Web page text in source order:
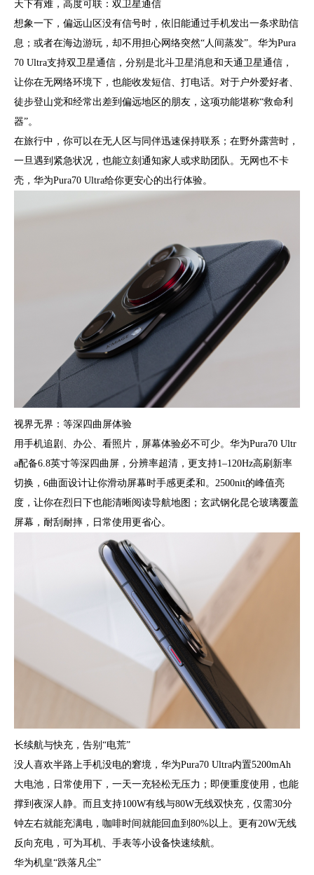
天下有难，高度可联：双卫星通信
想象一下，偏远山区没有信号时，依旧能通过手机发出一条求助信
息；或者在海边游玩，却不用担心网络突然“人间蒸发”。华为Pura
70 Ultra支持双卫星通信，分别是北斗卫星消息和天通卫星通信，
让你在无网络环境下，也能收发短信、打电话。对于户外爱好者、
徒步登山党和经常出差到偏远地区的朋友，这项功能堪称“救命利
器”。
在旅行中，你可以在无人区与同伴迅速保持联系；在野外露营时，
一旦遇到紧急状况，也能立刻通知家人或求助团队。无网也不卡
壳，华为Pura70 Ultra给你更安心的出行体验。
视界无界：等深四曲屏体验
用手机追剧、办公、看照片，屏幕体验必不可少。华为Pura70 Ultr
a配备6.8英寸等深四曲屏，分辨率超清，更支持1–120Hz高刷新率
切换，6曲面设计让你滑动屏幕时手感更柔和。2500nit的峰值亮
度，让你在烈日下也能清晰阅读导航地图；玄武钢化昆仑玻璃覆盖
屏幕，耐刮耐摔，日常使用更省心。
长续航与快充，告别“电荒”
没人喜欢半路上手机没电的窘境，华为Pura70 Ultra内置5200mAh
大电池，日常使用下，一天一充轻松无压力；即便重度使用，也能
撑到夜深人静。而且支持100W有线与80W无线双快充，仅需30分
钟左右就能充满电，咖啡时间就能回血到80%以上。更有20W无线
反向充电，可为耳机、手表等小设备快速续航。
华为机皇“跌落凡尘”